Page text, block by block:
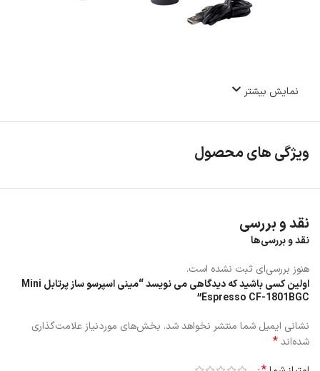
نمایش بیشتر
ویژگی های محصول
نقد و بررسی
نقد و بررسی‌ها
هنوز بررسی‌ای ثبت نشده است.
اولین کسی باشید که دیدگاهی می نویسد “مینی اسپرسو ساز پرتابل Mini
Espresso CF-1801BGC”
نشانی ایمیل شما منتشر نخواهد شد. بخش‌های موردنیاز علامت‌گذاری
شده‌اند*